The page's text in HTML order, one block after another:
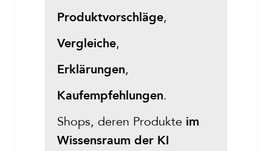
Produktvorschläge,
Vergleiche,
Erklärungen,
Kaufempfehlungen.
Shops, deren Produkte im
Wissensraum der KI